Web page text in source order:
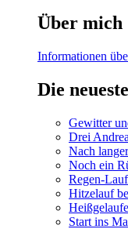
Über mich
Informationen
Die
Gewitter
Drei
Nach
Noch ein
Regen-
Hitzelauf
Start ins